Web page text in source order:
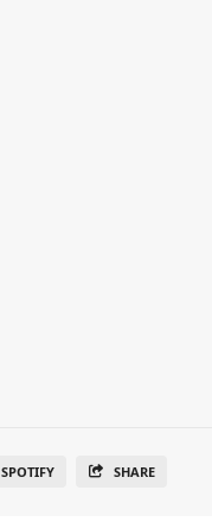
SPOTIFY SHARE